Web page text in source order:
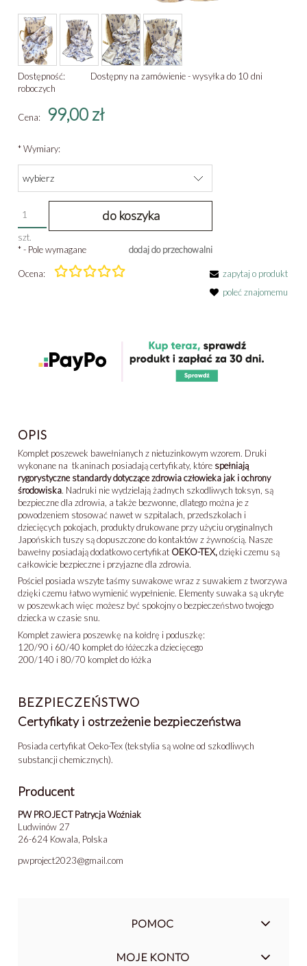
Dostępność:
Dostępny na zamówienie - wysyłka do 10 dni
roboczych
Cena: 99,00 zł
*Wymiary:
szt.
do koszyka
dodaj do przechowalni
*- Pole wymagane
Ocena:
zapytaj o produkt
poleć znajomemu
OPIS
Komplet poszewek bawełnianych z nietuzinkowym wzorem. Druki
wykonane na tkaninach posiadają certyfikaty, które spełniają
rygorystyczne standardy dotyczące zdrowia człowieka jak i ochrony
środowiska. Nadruki nie wydzielają żadnych szkodliwych toksyn, są
bezpieczne dla zdrowia, a także bezwonne, dlatego można je z
powodzeniem stosować nawet w szpitalach, przedszkolach i
dziecięcych pokojach, produkty drukowane przy użyciu oryginalnych
Japońskich tuszy są dopuszczone do kontaktów z żywnością. Nasze
bawełny posiadają dodatkowo certyfikat OEKO-TEX,dzięki czemu są
całkowicie bezpieczne i przyjazne dla zdrowia.
Pościel posiada wszyte taśmy suwakowe wraz z suwakiem z tworzywa
dzięki czemu łatwo wymienić wypełnienie. Elementy suwaka są ukryte
w poszewkach więc możesz być spokojny o bezpieczeństwo twojego
dziecka w czasie snu.
Komplet zawiera poszewkę na kołdrę i poduszkę:
120/90 i 60/40 komplet do łóżeczka dziecięcego
200/140 i 80/70 komplet do łóżka
BEZPIECZEŃSTWO
Certyfikaty i ostrzeżenie bezpieczeństwa
Posiada certyfikat Oeko-Tex (tekstylia są wolne od szkodliwych
substancji chemicznych).
Producent
PW PROJECT Patrycja Woźniak
Ludwinów 27
26-624 Kowala, Polska
pwproject2023@gmail.com
POMOC
MOJE KONTO